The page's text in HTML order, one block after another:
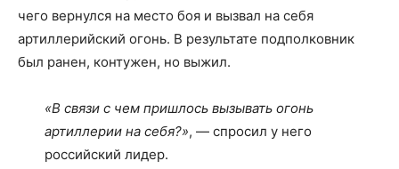
чего вернулся на место боя и вызвал на себя
артиллерийский огонь. В результате подполковник
был ранен, контужен, но выжил.
«В связи с чем пришлось вызывать огонь
артиллерии на себя?», — спросил у него
российский лидер.